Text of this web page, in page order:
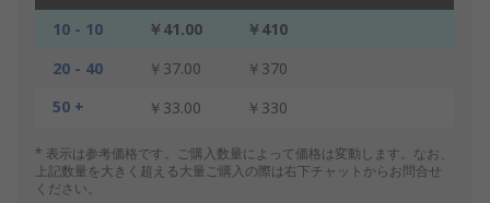
10 - 10 ￥41.00
￥410
20 - 40
￥37.00
￥370
50 +
￥33.00 ￥330
* 表示は参考価格です。ご購入数量によって価格は変動します。なお、
上記数量を大きく超える大量ご購入の際は右下チャットからお問合せ
ください。